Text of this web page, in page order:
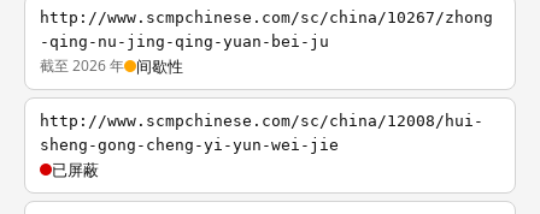
http://www.scmpchinese.com/sc/china/10267/zhong
-qing-nu-jing-qing-yuan-bei-ju
截至 2026 年 间歇性
http://www.scmpchinese.com/sc/china/12008/hui-
sheng-gong-cheng-yi-yun-wei-jie
已屏蔽